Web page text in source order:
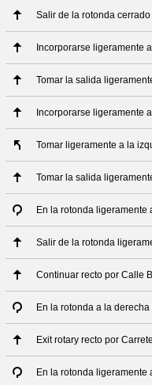
Salir de la rotonda
Incorporarse ligeramente
Tomar la salida
Incorporarse ligeramente
Tomar ligeramente a la
Tomar la salida
En la rotonda
Salir de la rotonda
Continuar recto por Calle
En la rotonda a la
Exit rotary recto por
En la rotonda